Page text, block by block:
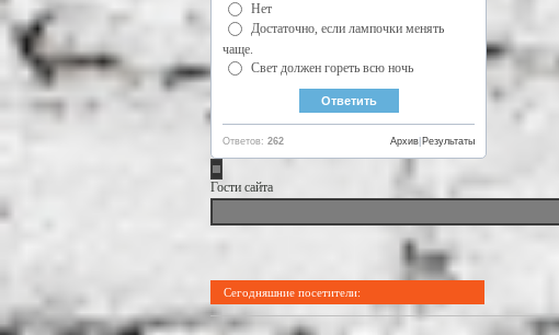
Нет
Достаточно, если лампочки менять
чаще.
Свет должен гореть всю ночь
Ответов: 262 Результаты
Архив
Гости сайта
Сегодняшние посетители: